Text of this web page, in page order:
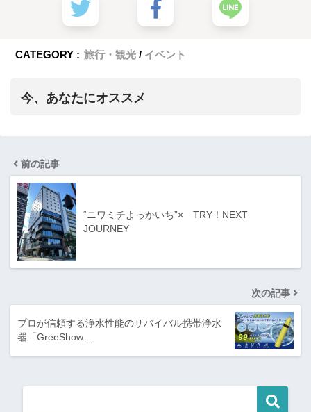
CATEGORY : 旅行・観光 イベント
今、あなたにオススメ
前の記事
“ニワミチよっかいち”× TRY！NEXT
JOURNEY
次の記事
プロが信頼する浄水性能のサバイバル携帯浄水
器「GreeShow…